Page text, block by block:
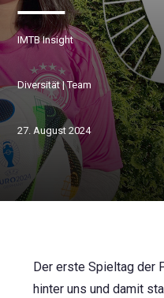
IMTB Insight
Diversität|Team
27. August 2024
Der erste Spieltag der
hinter uns und damit